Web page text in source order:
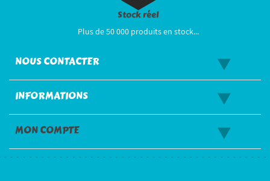
Stock réel
Plus de 50 000 produits en stock...
NOUS CONTACTER
INFORMATIONS
MON COMPTE